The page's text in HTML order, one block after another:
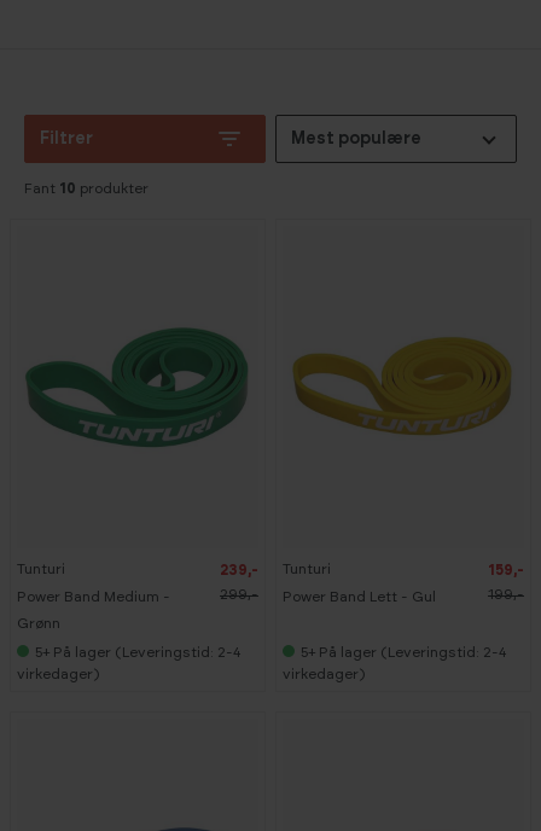
Filtrer Mest populære
Fant 10 produkter
Tunturi
Power Band Medium -
Grønn
239,-
299,-
5+ På lager (Leveringstid: 2-4
virkedager)
Tunturi
Power Band Lett - Gul
159,-
199,-
5+ På lager (Leveringstid: 2-4
virkedager)